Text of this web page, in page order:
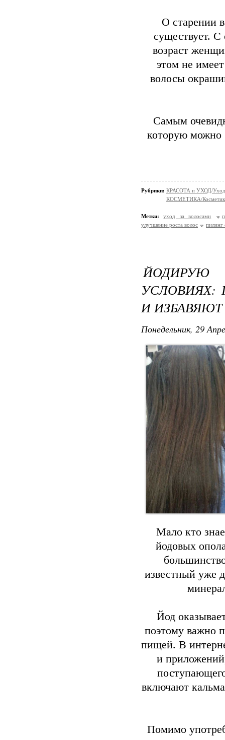
О старении
существует.
возраст
этом не
волосы
Самым
которую можно
Рубрики: КРАСОТА и УХОД/Уход
КОСМЕТИКА/
Метки: уход за волосами
улучшение роста волос
пилинг
УСЛОВИЯХ:
И
Понедельник, 29
Мало кто
йодовых
известный уже
Йод
поэтому важно
пищей. В
и
включают
Помимо